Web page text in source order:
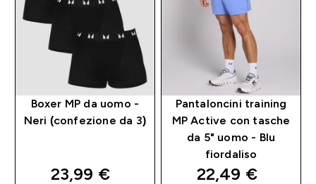
Boxer MP da uomo -
Neri (confezione da 3)
discounted price
23,99 €‎
Pantaloncini training
MP Active con tasche
da 5" uomo - Blu
fiordaliso
discounted
22,49 €‎